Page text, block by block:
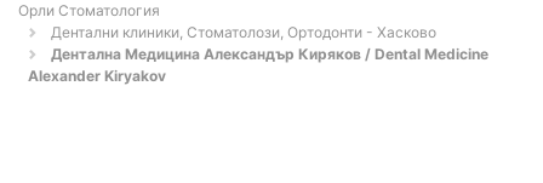
Орли Стоматология
Дентални клиники, Стоматолози, Ортодонти - Хасково
Дентална Медицина Александър Киряков / Dental Medicine
Alexander Kiryakov